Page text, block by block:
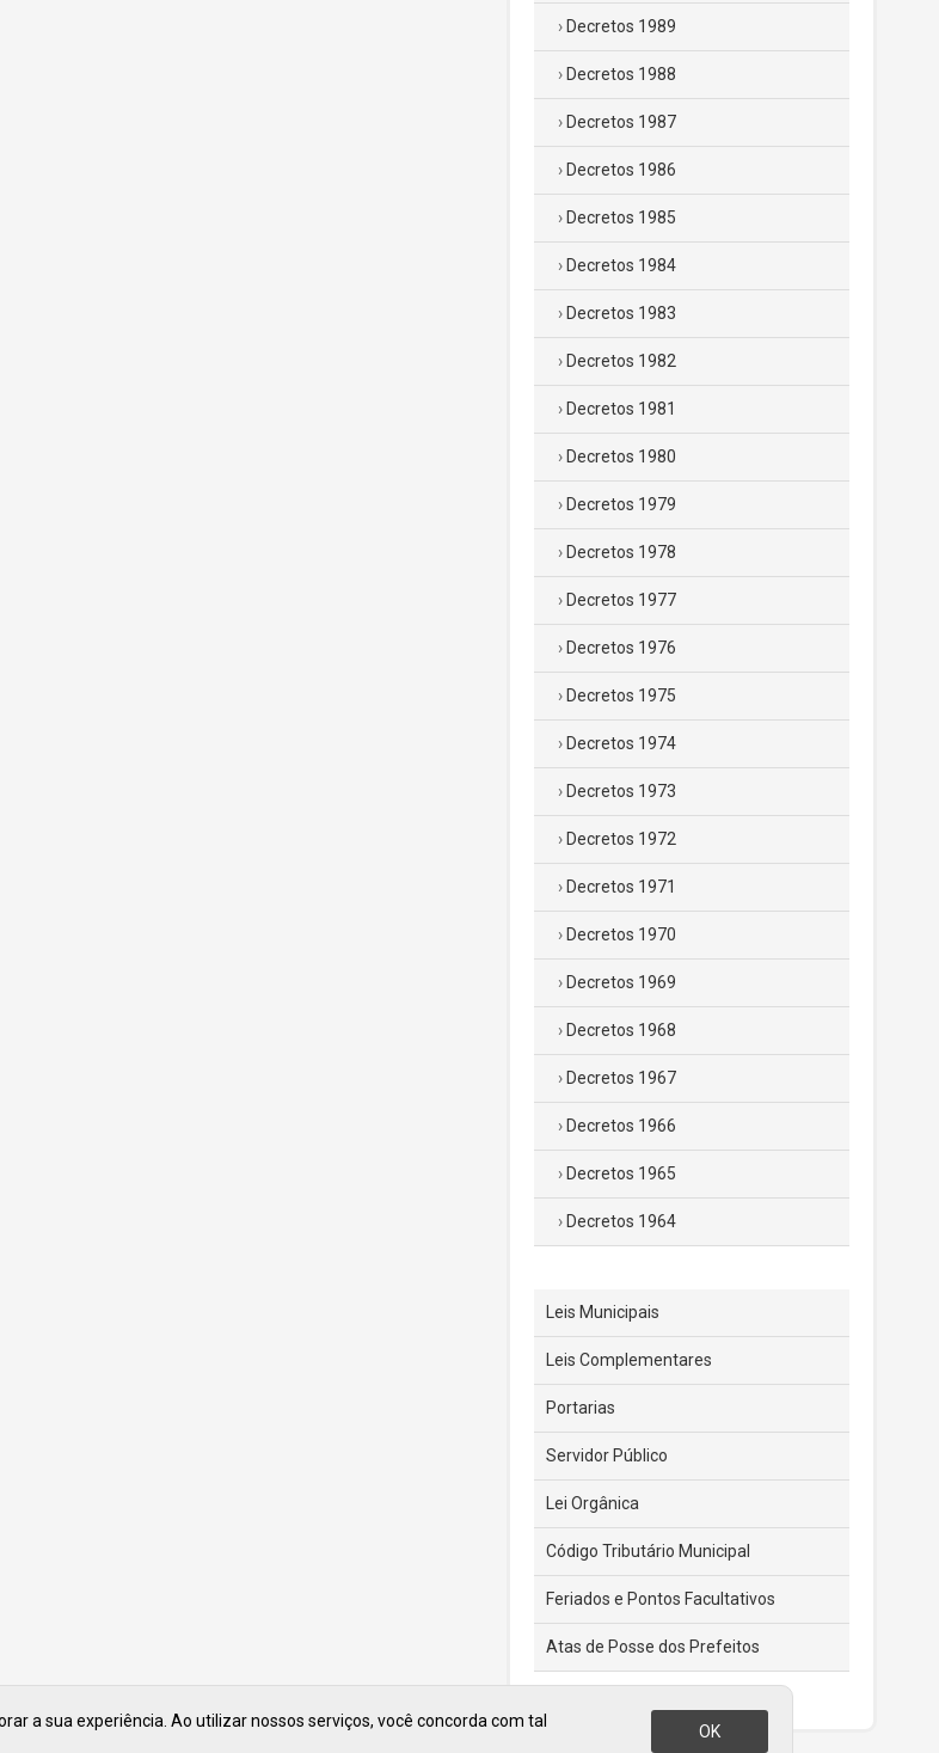
Decretos 1989
Decretos 1988
Decretos 1987
Decretos 1986
Decretos 1985
Decretos 1984
Decretos 1983
Decretos 1982
Decretos 1981
Decretos 1980
Decretos 1979
Decretos 1978
Decretos 1977
Decretos 1976
Decretos 1975
Decretos 1974
Decretos 1973
Decretos 1972
Decretos 1971
Decretos 1970
Decretos 1969
Decretos 1968
Decretos 1967
Decretos 1966
Decretos 1965
Decretos 1964
Leis Municipais
Leis Complementares
Portarias
Servidor Público
Lei Orgânica
Código Tributário Municipal
Feriados e Pontos Facultativos
Atas de Posse dos Prefeitos
a sua experiência. Ao utilizar nossos serviços, você concorda com tal
OK